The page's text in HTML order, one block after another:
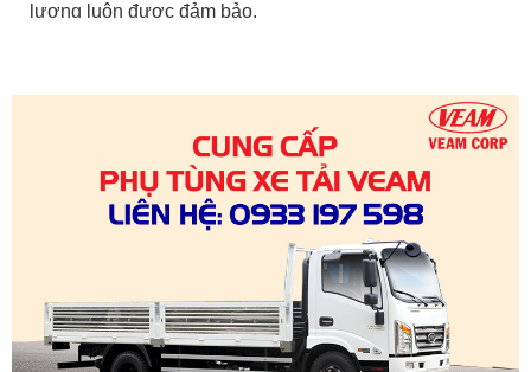
lượng luôn được đảm bảo.